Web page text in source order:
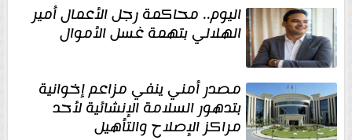
اليوم.. محاكمة رجل الأعمال أمير
الهلالي بتهمة غسل الأموال
مصدر أمني ينفي مزاعم إخوانية
بتدهور السلامة الإنشائية لأحد
مراكز الإصلاح والتأهيل